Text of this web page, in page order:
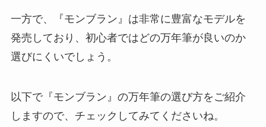
一方で、『モンブラン』は非常に豊富なモデルを
発売しており、初心者ではどの万年筆が良いのか
選びにくいでしょう。
以下で『モンブラン』の万年筆の選び方をご紹介
しますので、チェックしてみてくださいね。